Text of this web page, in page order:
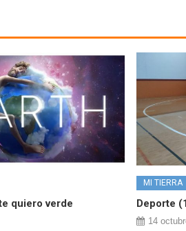
quiero verde
MI TIERRA
Deporte
14